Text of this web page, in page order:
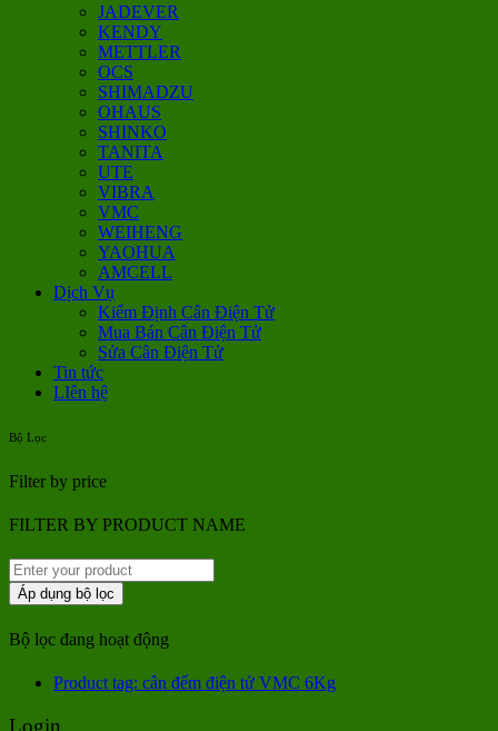
JADEVER
KENDY
METTLER
OCS
SHIMADZU
OHAUS
SHINKO
TANITA
UTE
VIBRA
VMC
WEIHENG
YAOHUA
AMCELL
Dịch Vụ
Kiểm Định Cân Điện Tử
Mua Bán Cân Điện Tử
Sửa Cân Điện Tử
Tin tức
LIên hệ
Bộ Lọc
Filter by price
FILTER BY PRODUCT NAME
Áp dụng bộ lọc
Bộ lọc đang hoạt động
Product tag: cân đếm điện tử VMC 6Kg
Login